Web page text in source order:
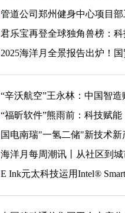
管道公司郑州健身中心项目
君乐宝再登全球独角兽榜：
2025海洋月全景报告出炉！
“辛沃航空”王永林：中国智
“福昕软件”熊雨前：科技赋
国电南瑞"一氢二储"新技术
海洋月每周潮讯丨从社区到
E Ink元太科技运用Intel®